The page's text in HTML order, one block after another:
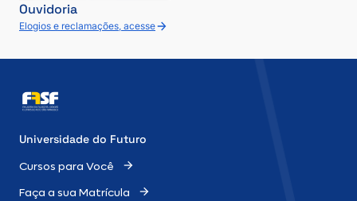
Ouvidoria
Elogios e reclamações, acesse
Universidade do Futuro
Cursos para Você
Faça a sua Matrícula